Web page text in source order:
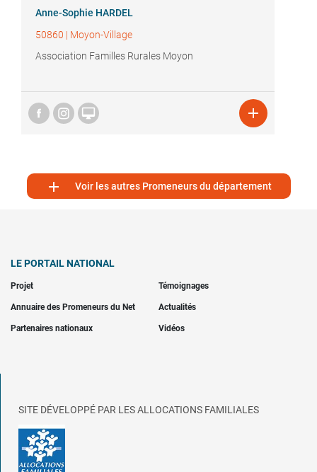
Anne-Sophie HARDEL
50860 | Moyon-Village
Association Familles Rurales Moyon
 
 Voir les autres Promeneurs du département
LE PORTAIL NATIONAL
Projet Témoignages
Annuaire des Promeneurs du Net Actualités
Partenaires nationaux Vidéos
SITE DÉVELOPPÉ PAR LES ALLOCATIONS FAMILIALES